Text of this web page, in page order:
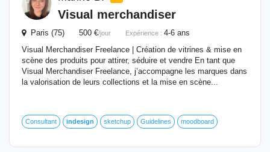
Visual merchandiser
Paris (75) 500 €/jour Expérience : 4-6 ans
Visual Merchandiser Freelance | Création de vitrines & mise en
scène des produits pour attirer, séduire et vendre En tant que
Visual Merchandiser Freelance, j’accompagne les marques dans
la valorisation de leurs collections et la mise en scène...
Consultant indesign sketchup Guidelines moodboard